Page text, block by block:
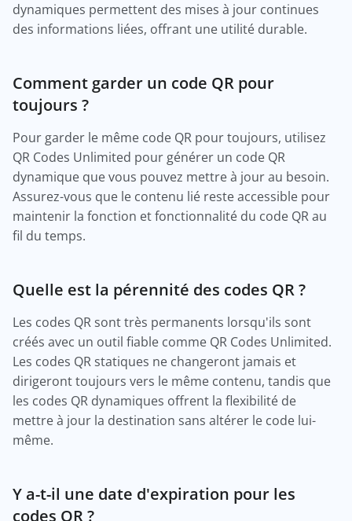
dynamiques permettent des mises à jour continues
des informations liées, offrant une utilité durable.
Comment garder un code QR pour
toujours ?
Pour garder le même code QR pour toujours, utilisez
QR Codes Unlimited pour générer un code QR
dynamique que vous pouvez mettre à jour au besoin.
Assurez-vous que le contenu lié reste accessible pour
maintenir la fonction et fonctionnalité du code QR au
fil du temps.
Quelle est la pérennité des codes QR ?
Les codes QR sont très permanents lorsqu'ils sont
créés avec un outil fiable comme QR Codes Unlimited.
Les codes QR statiques ne changeront jamais et
dirigeront toujours vers le même contenu, tandis que
les codes QR dynamiques offrent la flexibilité de
mettre à jour la destination sans altérer le code lui-
même.
Y a-t-il une date d'expiration pour les
codes QR ?